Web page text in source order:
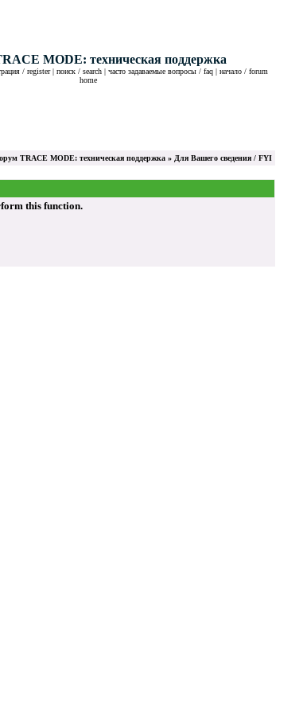
MODE: техническая поддержка
/ register | поиск / search| часто задаваемые вопросы / faq| начало / forum
home
TRACE MODE: техническая поддержка » Для Вашего сведения / FYI
this function.